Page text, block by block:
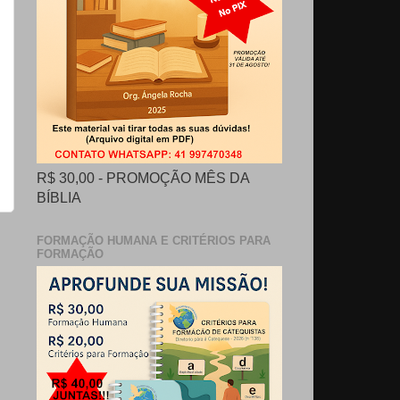
R$ 30,00 - PROMOÇÃO MÊS DA
BÍBLIA
FORMAÇÃO HUMANA E CRITÉRIOS PARA
FORMAÇÃO